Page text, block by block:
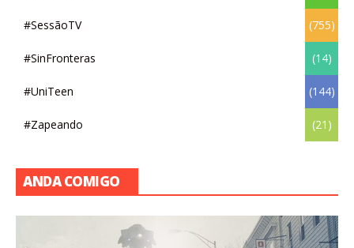
#SessãoTV (755)
#SinFronteras (14)
#UniTeen (144)
#Zapeando (21)
ANDA COMIGO